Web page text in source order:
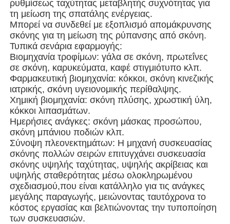
Μηχανή συσκευασίας με πολλαπλές κεφαλές
Μηχανή συσκευασίας σκόνης
Άλλο μηχάνημα
Υπηρεσίες μεταποίησης συσκευασιών
Υλικό συσκευασίας
Ειδική γραμμή παραγωγής
ρυθμίσεως ταχύτητας μεταβλητής συχνότητας για
τη μείωση της σπατάλης ενέργειας.
Μπορεί να συνδεθεί με εξοπλισμό απομάκρυνσης
σκόνης για τη μείωση της ρύπανσης από σκόνη.
Τυπικά σενάρια εφαρμογής:
Βιομηχανία τροφίμων: γάλα σε σκόνη, πρωτεΐνες
σε σκόνη, καρυκεύματα, καφέ στιγμιότυπο κλπ.
Φαρμακευτική βιομηχανία: κόκκοι, σκόνη κινεζικής
ιατρικής, σκόνη υγειονομικής περίθαλψης.
Χημική βιομηχανία: σκόνη πλύσης, χρωστική ύλη,
κόκκοι λιπασμάτων.
Ημερήσιες ανάγκες: σκόνη μάσκας προσώπου,
σκόνη μπάνιου ποδιών κλπ.
Σύνοψη πλεονεκτημάτων: Η μηχανή συσκευασίας
σκόνης πολλών σειρών επιτυγχάνει συσκευασία
σκόνης υψηλής ταχύτητας, υψηλής ακρίβειας και
υψηλής σταθερότητας μέσω ολοκληρωμένου
σχεδιασμού,που είναι κατάλληλο για τις ανάγκες
μεγάλης παραγωγής, μειώνοντας ταυτόχρονα το
κόστος εργασίας και βελτιώνοντας την τυποποίηση
των συσκευασιών.